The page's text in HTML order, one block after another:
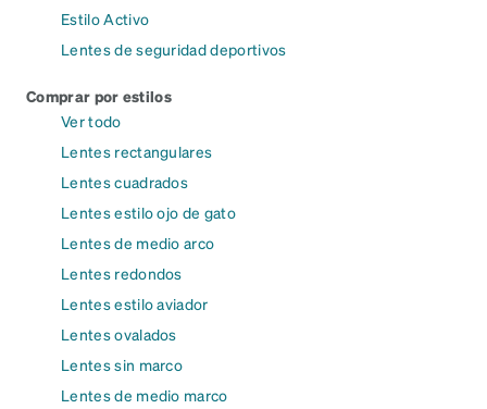
Estilo Activo
Lentes de seguridad deportivos
Comprar por estilos
Ver todo
Lentes rectangulares
Lentes cuadrados
Lentes estilo ojo de gato
Lentes de medio arco
Lentes redondos
Lentes estilo aviador
Lentes ovalados
Lentes sin marco
Lentes de medio marco